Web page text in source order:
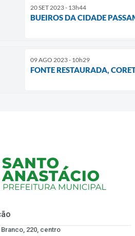
20 SET 2023 - 13h44
BUEIROS DA CIDADE
09 AGO 2023 - 10h29
FONTE RESTAURADA,
Branco, 220, centro